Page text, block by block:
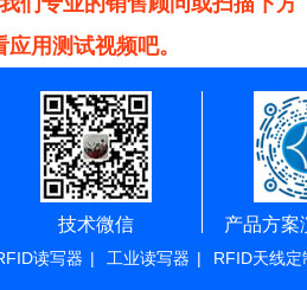
用测试视频吧。
技术微信 产品方案
读写器 | 工业读写器 | RFID天线定